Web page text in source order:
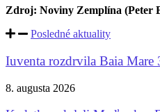
Zdroj: Noviny Zemplína (Peter
Posledné aktuality
Iuventa rozdrvila Baia Mare
8. augusta 2026